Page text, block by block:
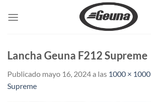
Lancha Geuna F212 Supreme
Publicado mayo 16, 2024a las 1000 × 1000
Supreme